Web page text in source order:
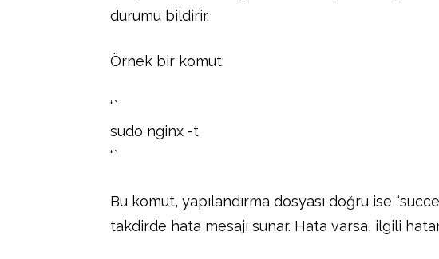
durumu bildirir.
Örnek bir komut:
“`
sudo nginx -t
“`
Bu komut, yapılandırma dosyası doğru ise
takdirde hata mesajı sunar. Hata varsa, ilgili